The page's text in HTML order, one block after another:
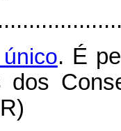
. É
dos